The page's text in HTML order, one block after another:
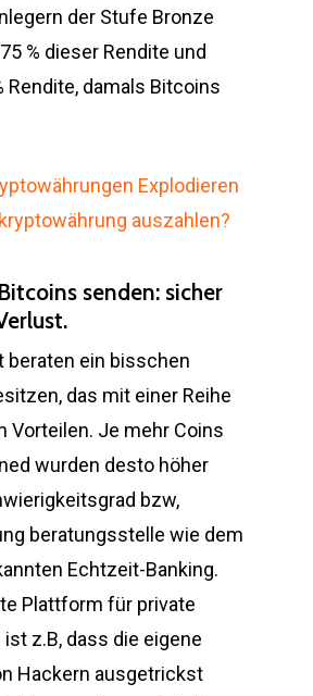
der Stufe Bronze
% dieser Rendite und
Rendite, damals Bitcoins
Explodieren
auszahlen?
senden: sicher
beraten ein bisschen
das mit einer Reihe
Vorteilen. Je mehr Coins
wurden desto höher
bzw,
beratungsstelle wie dem
Echtzeit-Banking.
Plattform für private
z.B, dass die eigene
Hackern ausgetrickst